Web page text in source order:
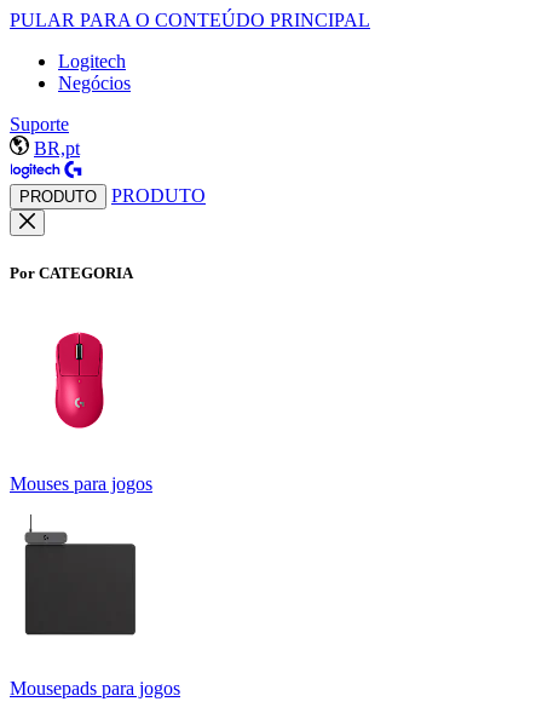
PULAR PARA O CONTEÚDO PRINCIPAL
Logitech
Negócios
Suporte
BR,pt
PRODUTO PRODUTO
Por CATEGORIA
Mouses para jogos
Mousepads para jogos